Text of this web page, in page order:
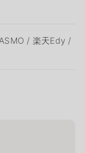
/ 楽天Edy /